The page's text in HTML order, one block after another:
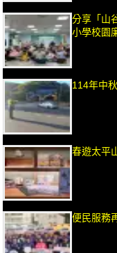
分享「山
小學校園
114年中
春遊太平
便民服務